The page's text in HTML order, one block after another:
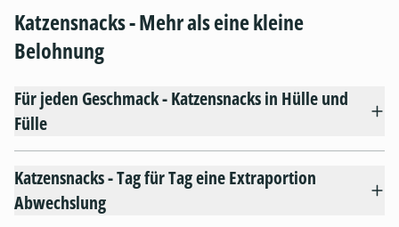
Katzensnacks - Mehr als eine kleine
Belohnung
Für jeden Geschmack - Katzensnacks in Hülle und
Fülle
Katzensnacks - Tag für Tag eine Extraportion
Abwechslung